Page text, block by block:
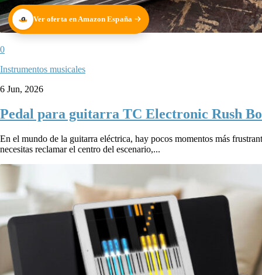
Ver oferta en Amazon España
0
Instrumentos musicales
6 Jun, 2026
Pedal para guitarra TC Electronic Rush
En el mundo de la guitarra eléctrica, hay pocos momentos más
necesitas reclamar el centro del escenario,...